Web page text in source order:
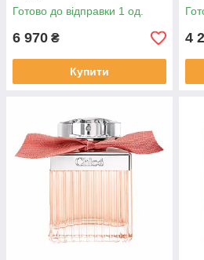
Готово до відправки 1 од.
6 970 ₴
Купити
4